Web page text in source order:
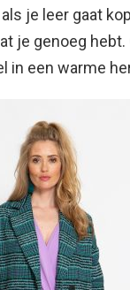
je leer gaat
je genoeg hebt.
in een warme